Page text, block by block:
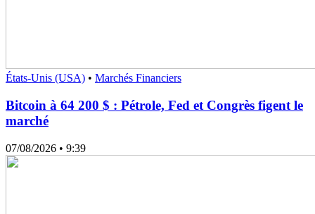
États-Unis (USA) • Marchés Financiers
Bitcoin à 64 200 $ : Pétrole, Fed et Congrès figent le
marché
07/08/2026 • 9:39